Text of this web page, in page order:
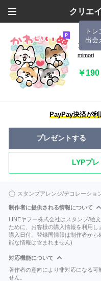
クリエ
ト
出会
ダジ
mimori
￥190
PayPay決済が
プレゼントする
LYPプ
スタンプアレンジ/デコレーショ
制作者に提供される情報について
LINEヤフー株式会社はスタンプ/絵
ために、お客様の購入情報を利用し
購入日付、登録国情報は制作者か
能な情報は含まれません)
対応機能について
著作者の意向により非対応になる可
せん。